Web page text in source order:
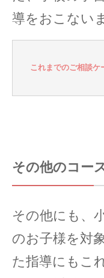
導をおこない
これまでのご相談ケ
その他のコー
その他にも、
のお子様を対
た指導にもこ